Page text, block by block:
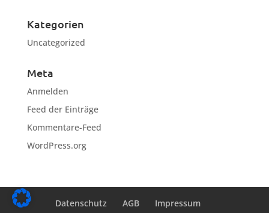
Kategorien
Uncategorized
Meta
Anmelden
Feed der Einträge
Kommentare-Feed
WordPress.org
Datenschutz AGB Impressum